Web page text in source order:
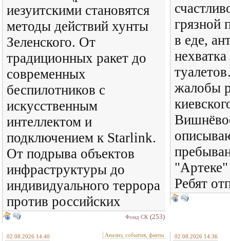
иезуитскими становятся
методы действий хунты
Зеленского. От
традиционных ракет до
современных
беспилотников с
искусственным
интеллектом и
подключением к Starlink.
От подрыва объектов
инфраструктуры до
индивидуального террора
против российских
Фонд СК (253)
грязной
в еде,
жалобы
"Артеке"
Ребят
02.08.2026 14:40 Анализ, события, факты 02.08.2026 14:36